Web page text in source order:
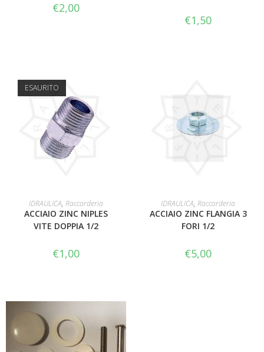
€2,00
€1,50
ESAURITO
LEGGI TUTTO
IDRAULICA, Raccorderia
ACCIAIO ZINC NIPLES
VITE DOPPIA 1/2
€1,00
AGGIUNGI AL CARRELLO
IDRAULICA, Raccorderia
ACCIAIO ZINC FLANGIA 3
FORI 1/2
€5,00